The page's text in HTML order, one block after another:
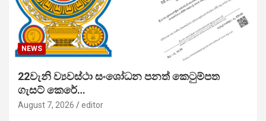
NEWS
22වැනි ව්‍යවස්ථා සංශෝධන පනත් කෙටුම්පත
ගැසට් කෙරේ…
August 7, 2026 editor